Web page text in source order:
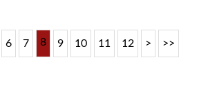
6 7 8 9 10 11 12 > >>